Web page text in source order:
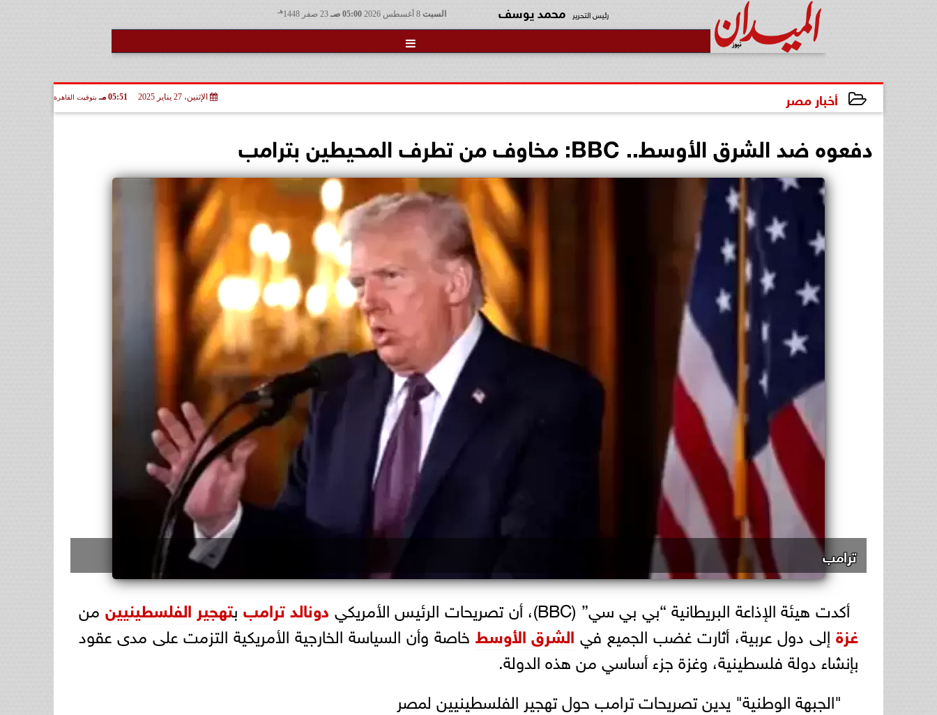
السبت 05:00 صـ هـ رئيس التحرير محمد يوسف

أخبار مصر الإثنين، 27 يناير 2025 05:51 مـ بتوقيت القاهرة
دفعوه ضد الشرق الأوسط.. BBC: مخاوف من تطرف المحيطين بترامب
ترامب
أكدت هيئة الإذاعة البريطانية “بي بي سي” (BBC)، أن تصريحات الرئيس الأمريكي دونالد ترامب بتهجير الفلسطينيين من
غزةإلى دول عربية، أثارت غضب الجميع في الشرق الأوسط خاصة وأن السياسة الخارجية الأمريكية التزمت على مدى عقود
بإنشاء دولة فلسطينية، وغزة جزء أساسي من هذه الدولة.
"الجبهة الوطنية" يدين تصريحات ترامب حول تهجير الفلسطينيين لمصر